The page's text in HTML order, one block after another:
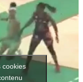
cookies